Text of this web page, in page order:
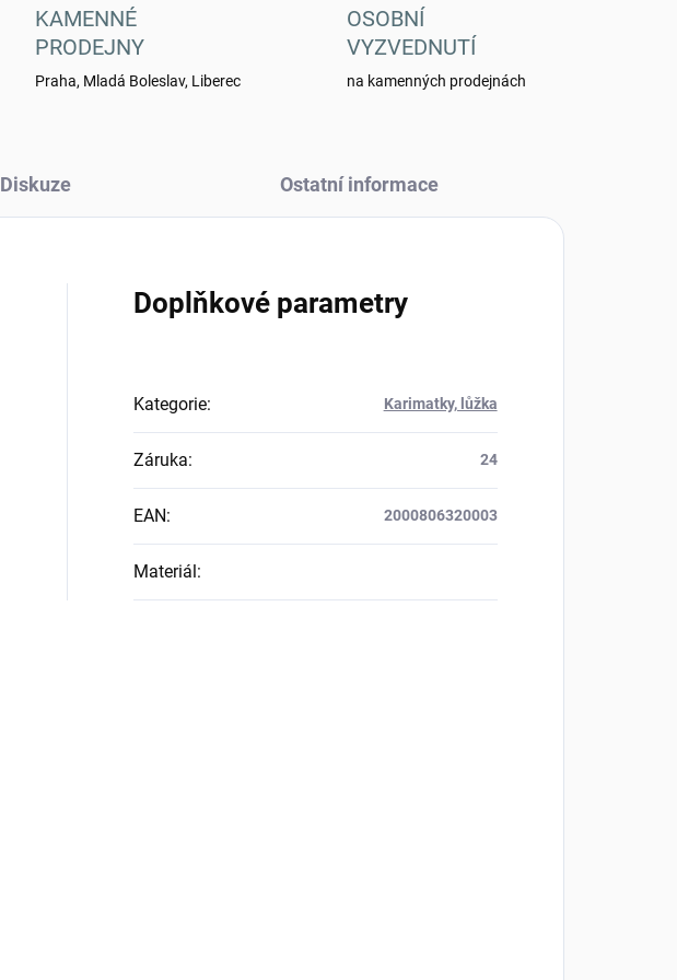
KAMENNÉ
PRODEJNY
Praha, Mladá Boleslav, Liberec
OSOBNÍ
VYZVEDNUTÍ
na kamenných prodejnách
Diskuze Ostatní informace
Doplňkové parametry
Kategorie: Karimatky, lůžka
Záruka: 24
EAN: 2000806320003
Materiál :